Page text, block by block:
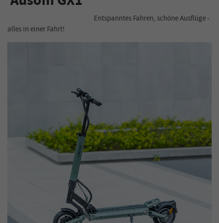
Entspanntes Fahren, schöne Ausflüge -
alles in einer Fahrt!